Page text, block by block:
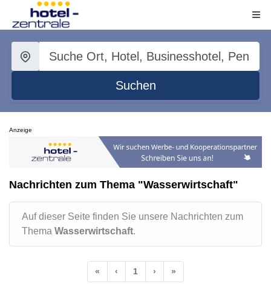
Suchen
Anzeige
Nachrichten zum Thema "Wasserwirtschaft"
Auf dieser Seite finden Sie unsere Nachrichten zum
Thema Wasserwirtschaft.
« ‹ 1 › »